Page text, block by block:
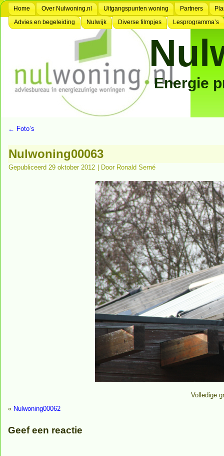
Home Over Nulwoning.nl Uitgangspunten woning Partners
Advies en begeleiding
Nulwijk Diverse filmpjes Lesprogramma’s
Energie
← Foto’s
Nulwoning00063
Gepubliceerd 29 oktober 2012 Door Ronald Serné
Volledige
« Nulwoning00062
Geef een reactie